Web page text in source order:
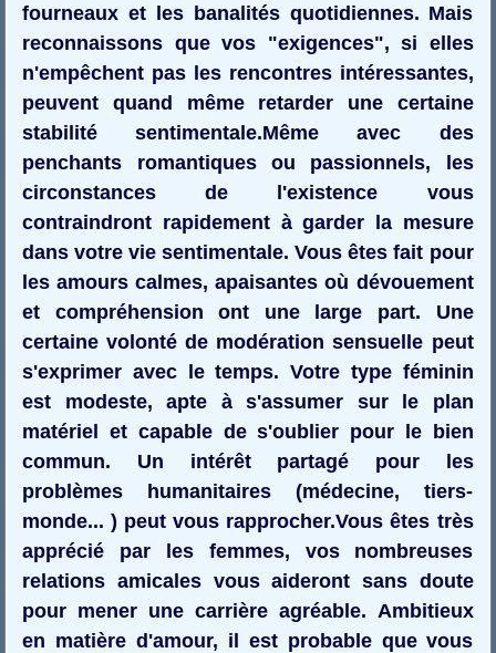
fourneaux et les banalités quotidiennes. Mais
reconnaissons que vos "exigences", si elles
n'empêchent pas les rencontres intéressantes,
peuvent quand même retarder une certaine
stabilité sentimentale.Même avec des
penchants romantiques ou passionnels, les
circonstances de l'existence vous
contraindront rapidement à garder la mesure
dans votre vie sentimentale. Vous êtes fait pour
les amours calmes, apaisantes où dévouement
et compréhension ont une large part. Une
certaine volonté de modération sensuelle peut
s'exprimer avec le temps. Votre type féminin
est modeste, apte à s'assumer sur le plan
matériel et capable de s'oublier pour le bien
commun. Un intérêt partagé pour les
problèmes humanitaires (médecine, tiers-
monde... ) peut vous rapprocher.Vous êtes très
apprécié par les femmes, vos nombreuses
relations amicales vous aideront sans doute
pour mener une carrière agréable. Ambitieux
en matière d'amour, il est probable que vous